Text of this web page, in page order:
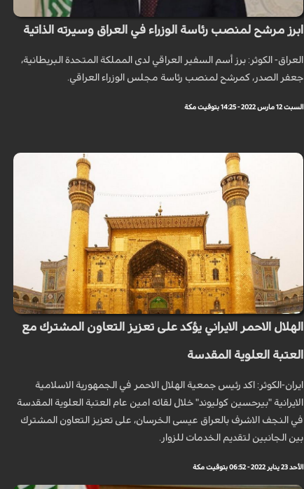
ابرز مرشح لمنصب رئاسة الوزراء في العراق وسيرته الذاتية
العراق- الكوثر: برز أسم السفير العراقي لدى المملكة المتحدة البريطانية،
جعفر الصدر، كمرشح لمنصب رئاسة مجلس الوزراء العراقي.
السبت 12 مارس 2022 - 14:25 بتوقيت مكة
الهلال الاحمر الايراني يؤكد على تعزيز التعاون المشترك مع
العتبة العلوية المقدسة
ايران-الكوثر: اكد رئيس جمعية الهلال الاحمر في الجمهورية الاسلامية
الايرانية "بيرحسين كوليوند" خلال لقائه امين عام العتبة العلوية المقدسة
في النجف الاشرف بالعراق عيسى الخرسان، على تعزيز التعاون المشترك
بين الجانبين لتقديم الخدمات للزوار.
الأحد 23 يناير 2022 - 06:52 بتوقيت مكة